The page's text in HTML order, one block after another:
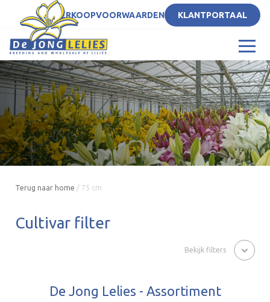
NLVERKOOPVOORWAARDEN KLANTPORTAAL
Terug naar home / 75 cm
Cultivar filter
Bekijk filters
De Jong Lelies - Assortiment